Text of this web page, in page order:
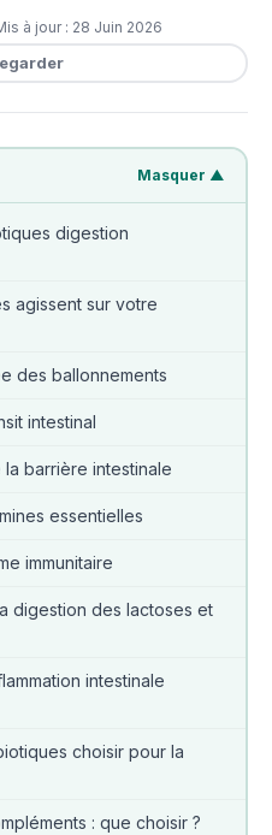
à jour : 28 Juin 2026
Masquer ▲
digestion
agissent sur votre
des ballonnements
intestinal
barrière intestinale
essentielles
immunitaire
digestion des lactoses et
intestinale
choisir pour la
: que choisir ?